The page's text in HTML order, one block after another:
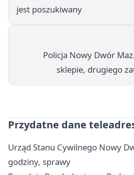
jest poszukiwany
Policja Nowy Dwór
sklepie, drugiego
Przydatne dane
Urząd Stanu Cywilnego Nowy
godziny, sprawy